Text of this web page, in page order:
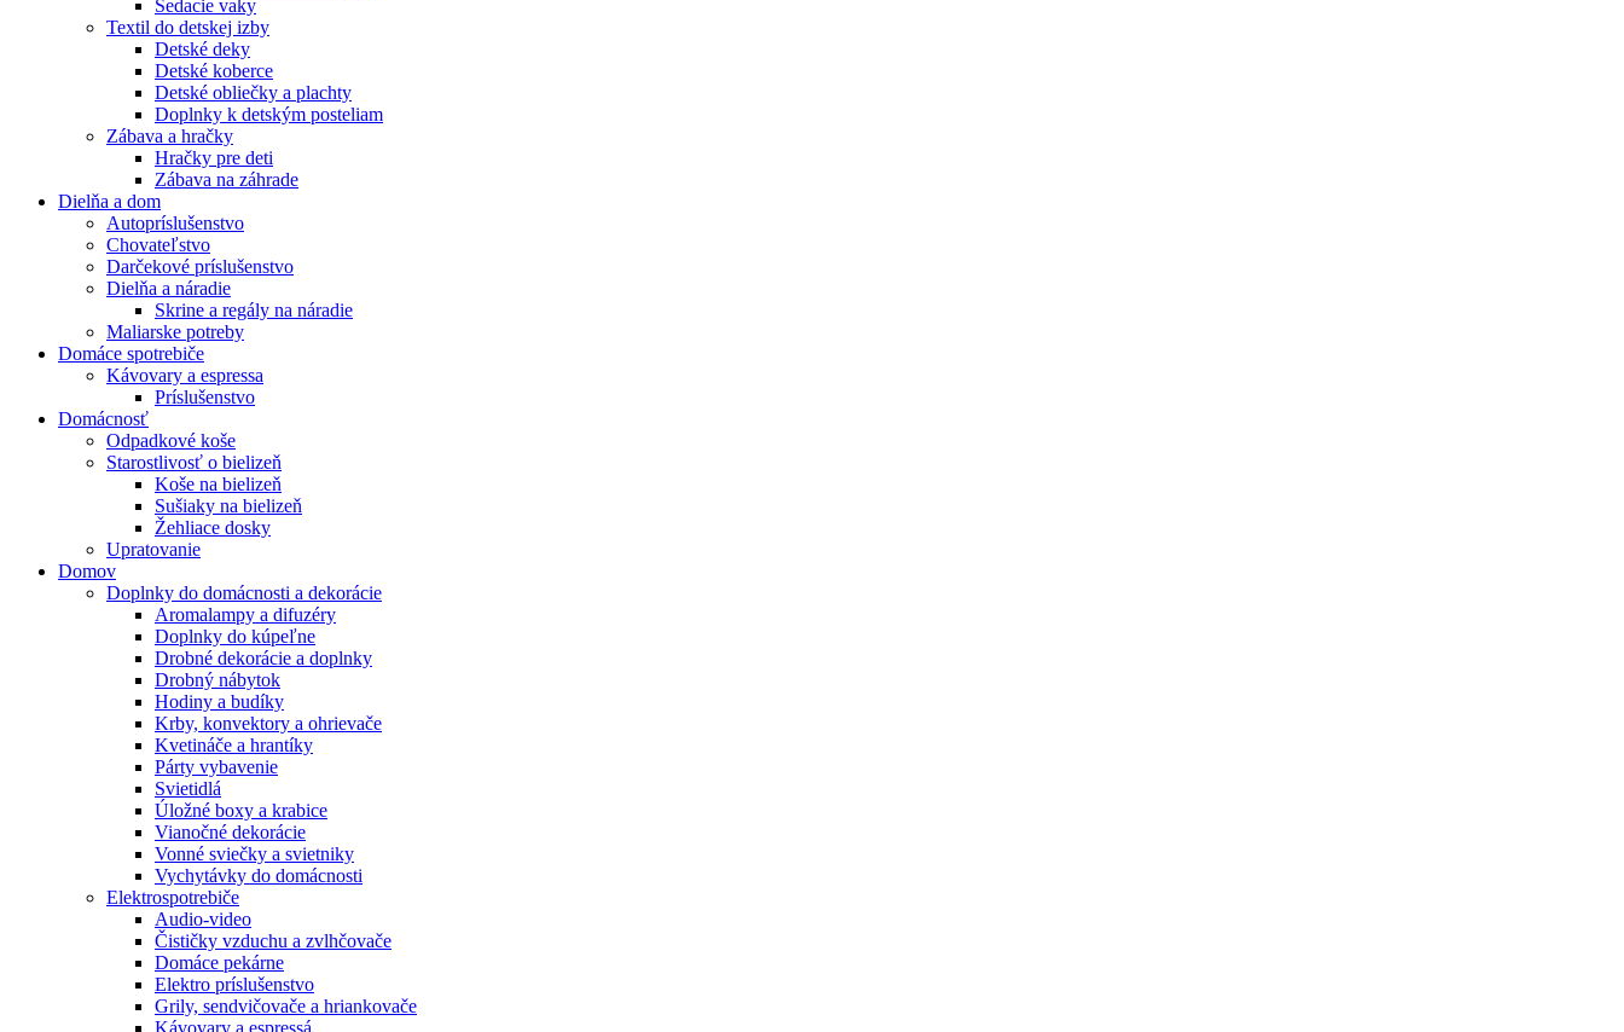
Sedacie vaky
Textil do detskej izby
Detské deky
Detské koberce
Detské obliečky a plachty
Doplnky k detským posteliam
Zábava a hračky
Hračky pre deti
Zábava na záhrade
Dielňa a dom
Autopríslušenstvo
Chovateľstvo
Darčekové príslušenstvo
Dielňa a náradie
Skrine a regály na náradie
Maliarske potreby
Domáce spotrebiče
Kávovary a espressa
Príslušenstvo
Domácnosť
Odpadkové koše
Starostlivosť o bielizeň
Koše na bielizeň
Sušiaky na bielizeň
Žehliace dosky
Upratovanie
Domov
Doplnky do domácnosti a dekorácie
Aromalampy a difuzéry
Doplnky do kúpeľne
Drobné dekorácie a doplnky
Drobný nábytok
Hodiny a budíky
Krby, konvektory a ohrievače
Kvetináče a hrantíky
Párty vybavenie
Svietidlá
Úložné boxy a krabice
Vianočné dekorácie
Vonné sviečky a svietniky
Vychytávky do domácnosti
Elektrospotrebiče
Audio-video
Čističky vzduchu a zvlhčovače
Domáce pekárne
Elektro príslušenstvo
Grily, sendvičovače a hriankovače
Kávovary a espressá